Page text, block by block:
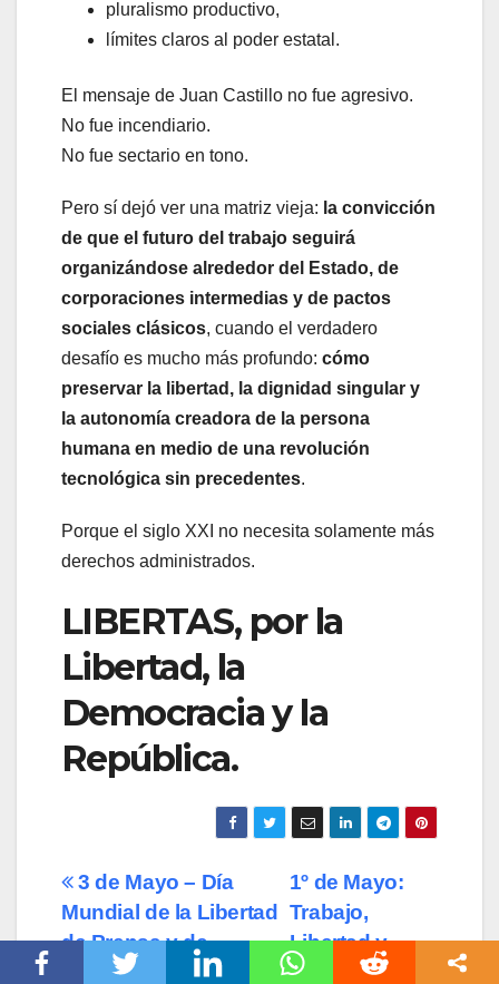
pluralismo productivo,
límites claros al poder estatal.
El mensaje de Juan Castillo no fue agresivo.
No fue incendiario.
No fue sectario en tono.
Pero sí dejó ver una matriz vieja: la convicción
de que el futuro del trabajo seguirá
organizándose alrededor del Estado, de
corporaciones intermedias y de pactos
sociales clásicos, cuando el verdadero
desafío es mucho más profundo: cómo
preservar la libertad, la dignidad singular y
la autonomía creadora de la persona
humana en medio de una revolución
tecnológica sin precedentes.
Porque el siglo XXI no necesita solamente más
derechos administrados.
LIBERTAS, por la
Libertad, la
Democracia y la
República.
Navegación
de
1º de Mayo:
Trabajo,
Libertad y
República
3 de Mayo – Día
Mundial de la Libertad
de Prensa y de
Expresión